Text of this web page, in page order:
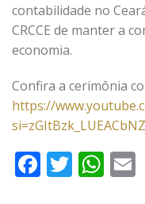
contabilidade no
CRCCE de manter a
economia.
Confira a cerimônia
https://
si=zGItBzk_LUEACbNZ
Facebook
Twitter